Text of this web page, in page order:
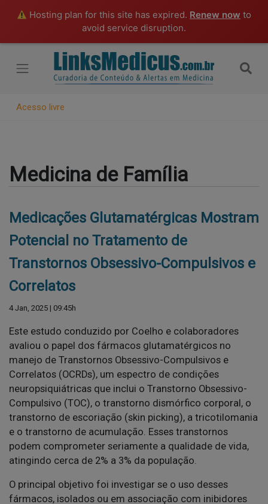
Hosting plan for this site has expired. Renew now to
avoid service disruption.
Acesso livre
Medicina de Família
Medicações Glutamatérgicas Mostram
Potencial no Tratamento de
Transtornos Obsessivo-Compulsivos e
Correlatos
4 Jan, 2025 | 09:45h
Este estudo conduzido por Coelho e colaboradores
avaliou o papel dos fármacos glutamatérgicos no
manejo de Transtornos Obsessivo-Compulsivos e
Correlatos (OCRDs), um espectro de condições
neuropsiquiátricas que inclui o Transtorno Obsessivo-
Compulsivo (TOC), o transtorno dismórfico corporal, o
transtorno de escoriação (skin picking), a tricotilomania
e o transtorno de acumulação. Esses transtornos
podem comprometer seriamente a qualidade de vida,
atingindo cerca de 2% a 3% da população.
O principal objetivo foi investigar se o uso desses
fármacos, isolados ou em associação com inibidores